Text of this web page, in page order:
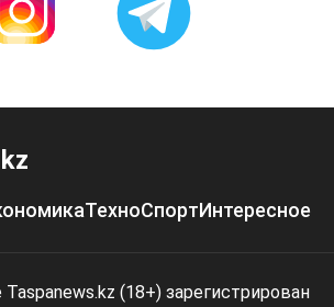
ТехноСпортИнтересное
(18+) зарегистрирован